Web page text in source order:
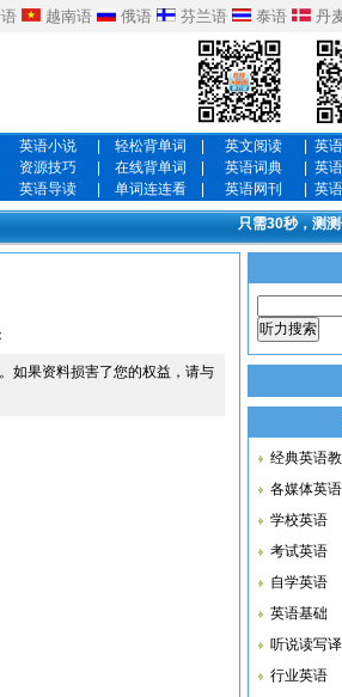
越南语 俄语 芬兰语 泰语 丹
英语小说 轻松背单词 英文阅读 英
资源技巧 在线背单词 英语词典 英
英语导读 单词连连看 英语网刊 英
只需30秒，测
如果资料损害了您的权益，请与
听力搜索
经典英语
各媒体英语
学校英语
考试英语
自学英语
英语基础
听说读写译
行业英语